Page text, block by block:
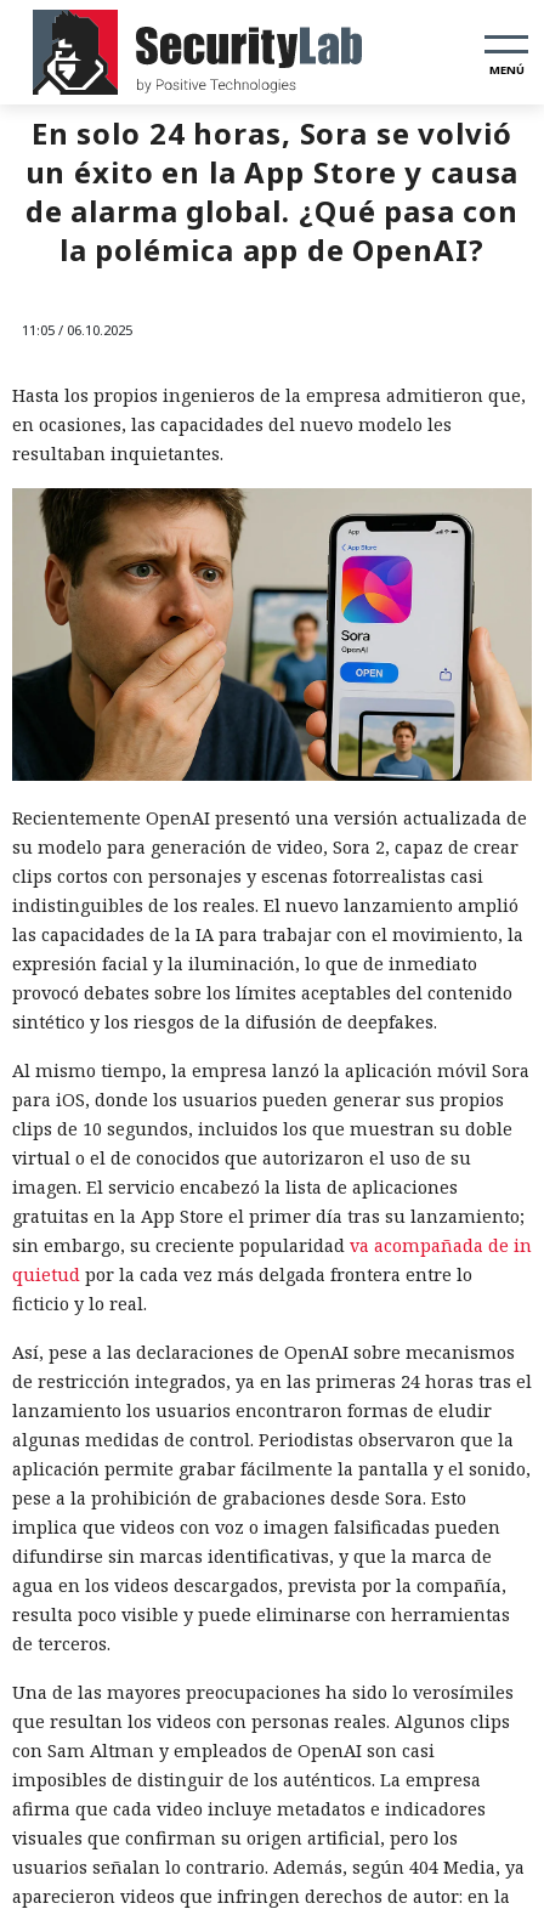
MENÚ
En solo 24 horas, Sora se volvió
un éxito en la App Store y causa
de alarma global. ¿Qué pasa con
la polémica app de OpenAI?
11:05 / 06.10.2025
Hasta los propios ingenieros de la empresa admitieron que,
en ocasiones, las capacidades del nuevo modelo les
resultaban inquietantes.
Recientemente OpenAI presentó una versión actualizada de
su modelo para generación de video, Sora 2, capaz de crear
clips cortos con personajes y escenas fotorrealistas casi
indistinguibles de los reales. El nuevo lanzamiento amplió
las capacidades de la IA para trabajar con el movimiento, la
expresión facial y la iluminación, lo que de inmediato
provocó debates sobre los límites aceptables del contenido
sintético y los riesgos de la difusión de deepfakes.
Al mismo tiempo, la empresa lanzó la aplicación móvil Sora
para iOS, donde los usuarios pueden generar sus propios
clips de 10 segundos, incluidos los que muestran su doble
virtual o el de conocidos que autorizaron el uso de su
imagen. El servicio encabezó la lista de aplicaciones
gratuitas en la App Store el primer día tras su lanzamiento;
sin embargo, su creciente popularidad va acompañada de in
quietud por la cada vez más delgada frontera entre lo
ficticio y lo real.
Así, pese a las declaraciones de OpenAI sobre mecanismos
de restricción integrados, ya en las primeras 24 horas tras el
lanzamiento los usuarios encontraron formas de eludir
algunas medidas de control. Periodistas observaron que la
aplicación permite grabar fácilmente la pantalla y el sonido,
pese a la prohibición de grabaciones desde Sora. Esto
implica que videos con voz o imagen falsificadas pueden
difundirse sin marcas identificativas, y que la marca de
agua en los videos descargados, prevista por la compañía,
resulta poco visible y puede eliminarse con herramientas
de terceros.
Una de las mayores preocupaciones ha sido lo verosímiles
que resultan los videos con personas reales. Algunos clips
con Sam Altman y empleados de OpenAI son casi
imposibles de distinguir de los auténticos. La empresa
afirma que cada video incluye metadatos e indicadores
visuales que confirman su origen artificial, pero los
usuarios señalan lo contrario. Además, según 404 Media, ya
aparecieron videos que infringen derechos de autor: en la